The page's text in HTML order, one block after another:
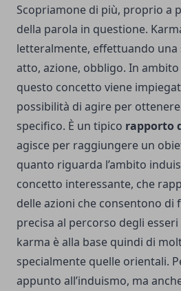
Scopriamone di più, proprio a
della parola in questione.
letteralmente, effettuando una
atto, azione, obbligo. In
questo concetto viene
possibilità di agire per
specifico. È un tipico rapporto
agisce per raggiungere un
quanto riguarda l’ambito
concetto interessante, che
delle azioni che consentono
precisa al percorso degli
karma è alla base quindi di
specialmente quelle orientali.
appunto all’induismo, ma